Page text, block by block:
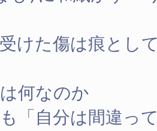
受けた傷は痕とし
何なのか
「自分は間違っ